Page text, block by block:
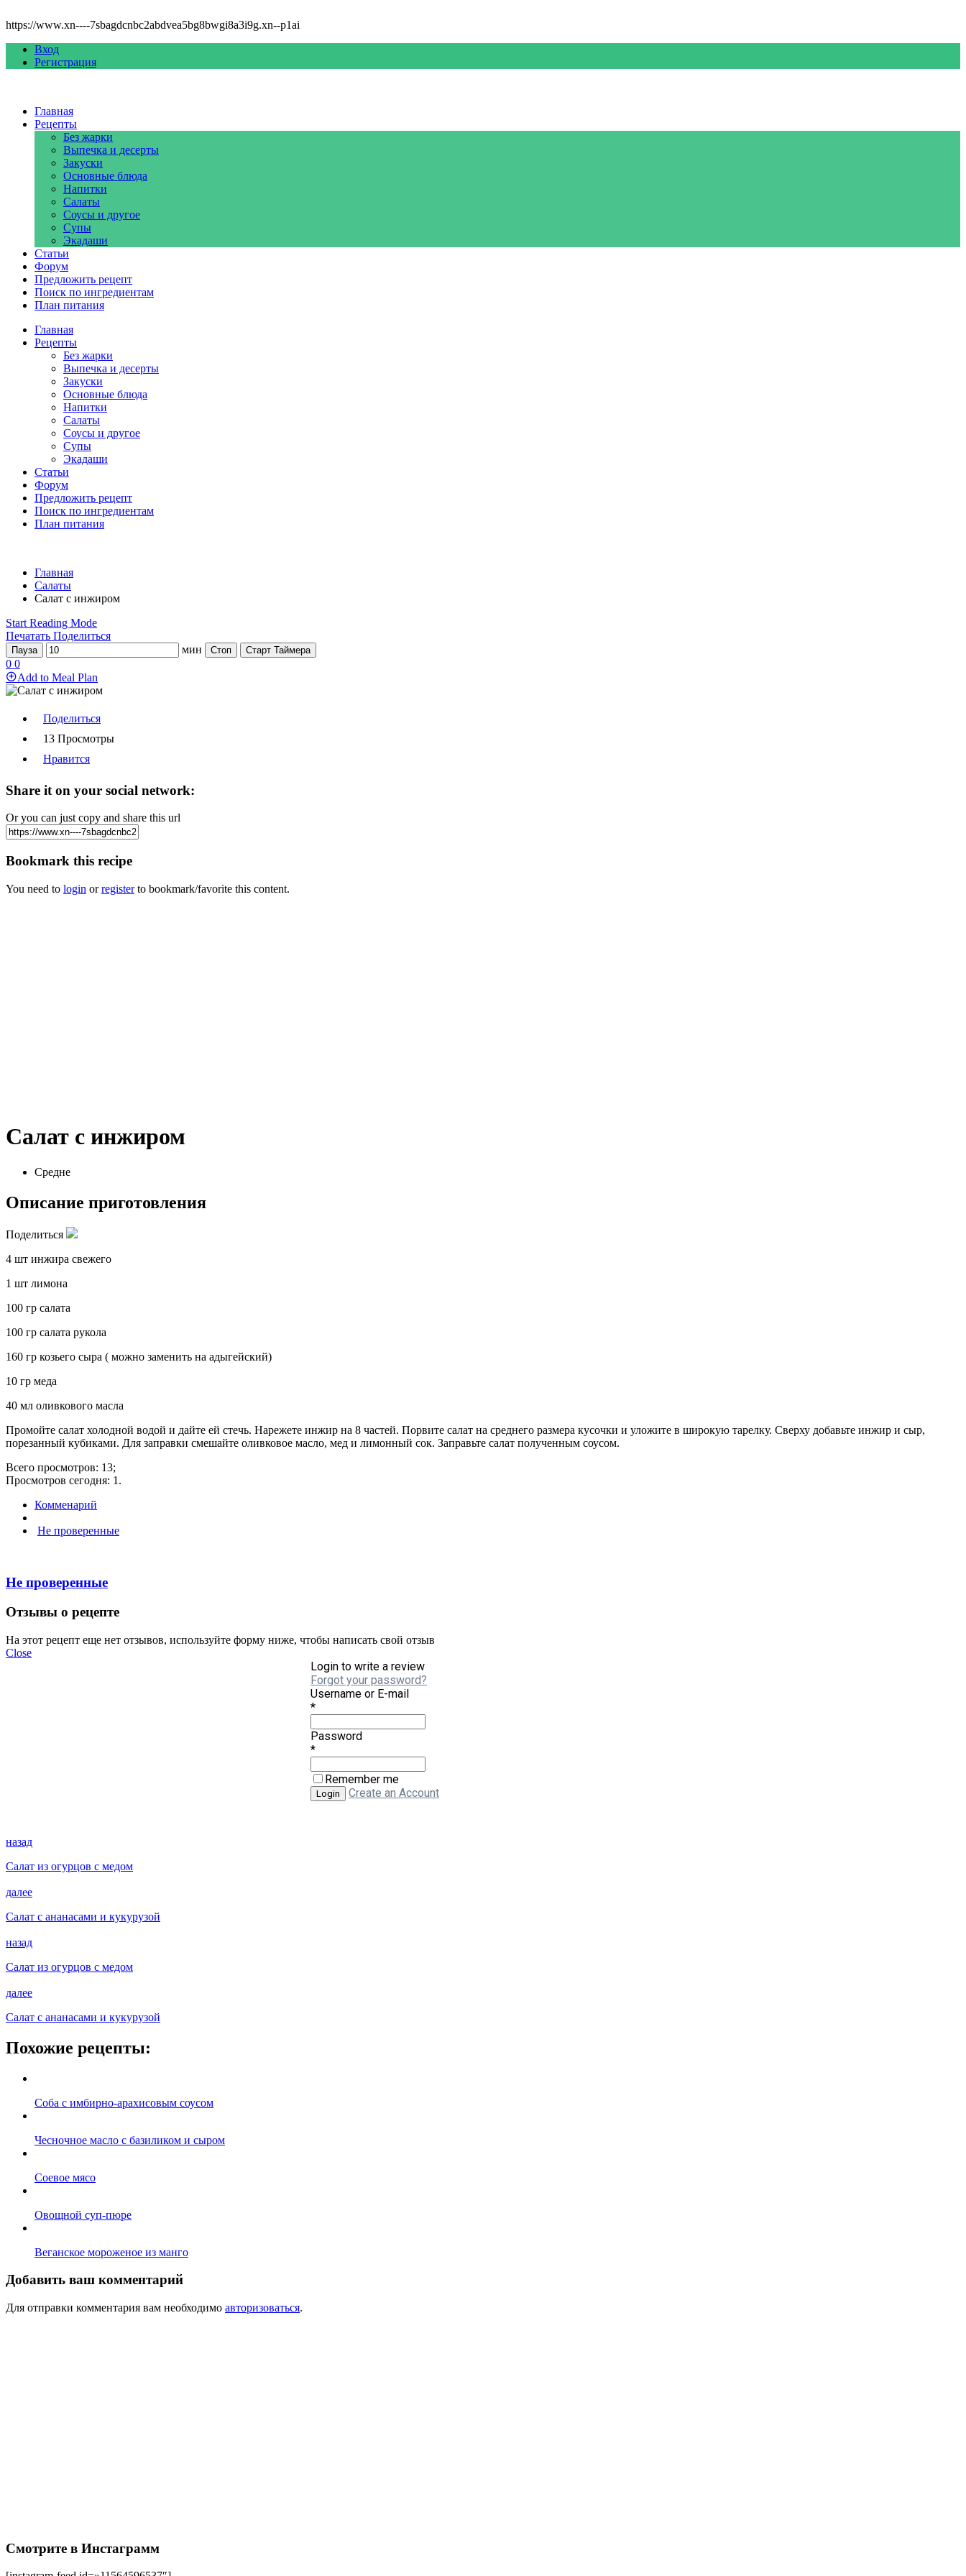
https://www.xn----7sbagdcnbc2abdvea5bg8bwgi8a3i9g.xn--p1ai
Вход
Регистрация
Главная
Рецепты
Без жарки
Выпечка и десерты
Закуски
Основные блюда
Напитки
Салаты
Соусы и другое
Супы
Экадаши
Статьи
Форум
Предложить рецепт
Поиск по ингредиентам
План питания
Главная
Рецепты
Без жарки
Выпечка и десерты
Закуски
Основные блюда
Напитки
Салаты
Соусы и другое
Супы
Экадаши
Статьи
Форум
Предложить рецепт
Поиск по ингредиентам
План питания
Главная
Салаты
Салат с инжиром
Start Reading Mode
Печатать Поделиться
Пауза мин Стоп Старт Таймера
0 0
Add to Meal Plan
Поделиться
13 Просмотры
Нравится
Share it on your social network:
Or you can just copy and share this url
Bookmark this recipe
You need to login orregisterto bookmark/favorite this content.
Салат с инжиром
Средне
Описание приготовления
Поделиться
4 шт инжира свежего
1 шт лимона
100 гр салата
100 гр салата рукола
160 гр козьего сыра ( можно заменить на адыгейский)
10 гр меда
40 мл оливкового масла
Промойте салат холодной водой и дайте ей стечь. Нарежете инжир на 8 частей. Порвите салат на среднего размера кусочки и уложите в широкую тарелку. Сверху добавьте инжир и сыр,
порезанный кубиками. Для заправки смешайте оливковое масло, мед и лимонный сок. Заправьте салат полученным соусом.
Всего просмотров: 13;
Просмотров сегодня: 1.
Комменарий
Не проверенные
Не проверенные
Отзывы о рецепте
На этот рецепт еще нет отзывов, используйте форму ниже, чтобы написать свой отзыв
Close
Login to write a review
Forgot your password?
Username or E-mail
*
Password
*
Remember me
Create an Account
назад
Салат из огурцов с медом
далее
Салат с ананасами и кукурузой
назад
Салат из огурцов с медом
далее
Салат с ананасами и кукурузой
Похожие рецепты:
Соба с имбирно-арахисовым соусом
Чесночное масло с базиликом и сыром
Соевое мясо
Овощной суп-пюре
Веганское мороженое из манго
Добавить ваш комментарий
Для отправки комментария вам необходимо авторизоваться.
Смотрите в Инстаграмм